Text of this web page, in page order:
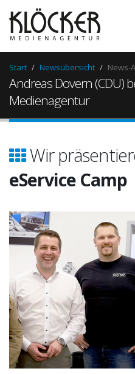
Start Newsübersicht News-
Andreas Dovern (CDU)
Medienagentur
Wir
eService Camp